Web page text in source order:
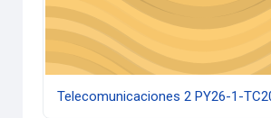
Telecomunicaciones 2 PY26-1-